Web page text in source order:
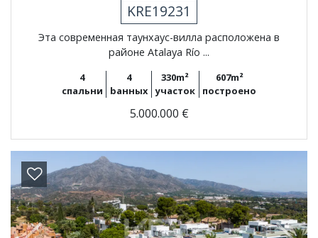
KRE19231
Эта современная таунхаус-вилла расположена в
районе Atalaya Río ...
4
спальни
4
bанных
330m²
участок
607m²
построено
5.000.000 €